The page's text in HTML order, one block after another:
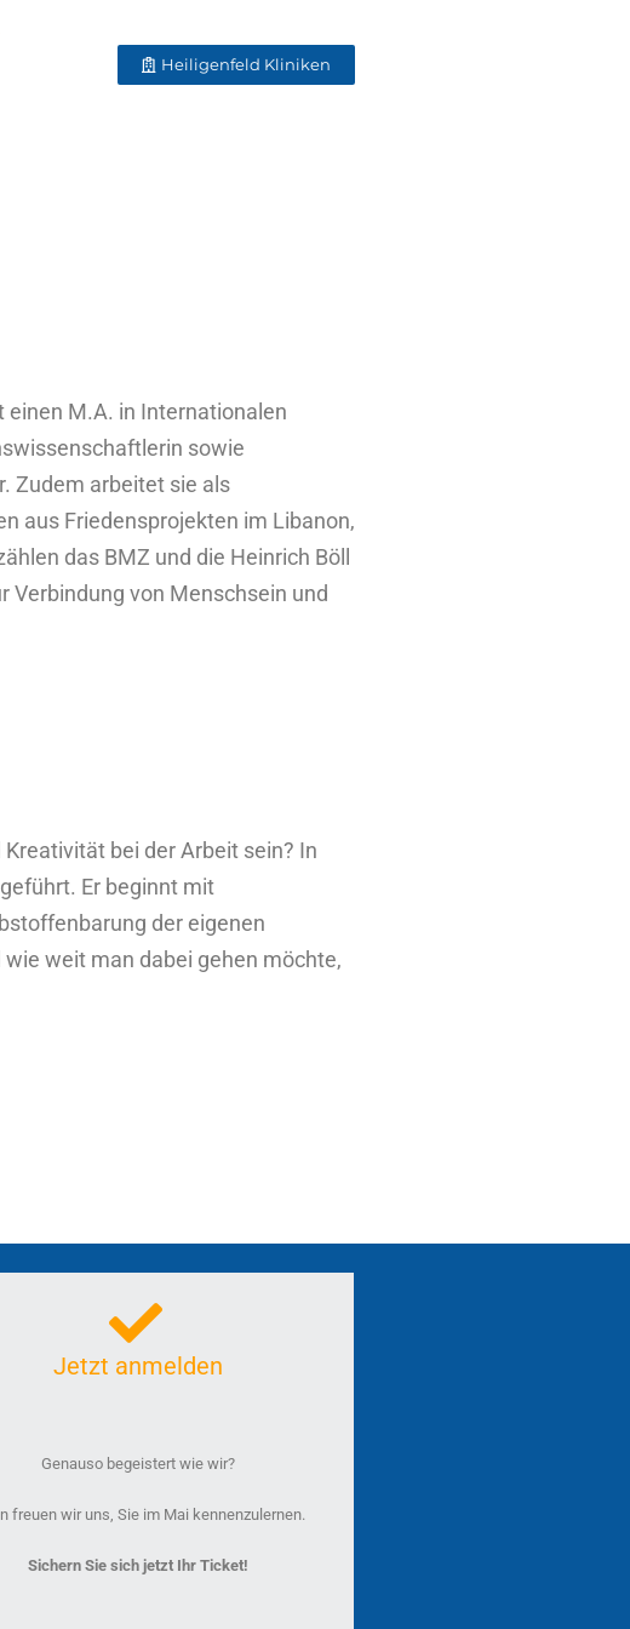
Heiligenfeld Kliniken
M.A. in Internationalen
sowie
Zudem arbeitet sie als
aus Friedensprojekten im Libanon,
das BMZ und die Heinrich Böll
von Menschsein und
bei der Arbeit sein? In
Er beginnt mit
der eigenen
weit man dabei gehen möchte,
Jetzt anmelden
Genauso begeistert wie wir?
freuen wir uns, Sie im Mai kennenzulernen.
Sichern Sie sich jetzt Ihr Ticket!